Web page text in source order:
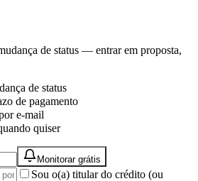
de status — entrar em proposta,
de status
de pagamento
e-mail
quiser
Monitorar grátis
Sou o(a) titular do crédito (ou